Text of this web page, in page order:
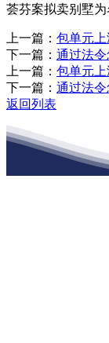
荟芬案拟卖别墅为
上一篇： 包单元
下一篇： 通过法
上一篇： 包单元
下一篇： 通过法
返回列表